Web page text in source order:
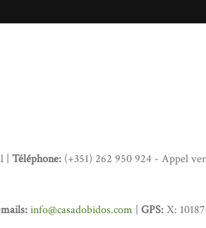
Téléphone:(+351) 262 950 924 - Appel
info@casadobidos.com GPS:X: